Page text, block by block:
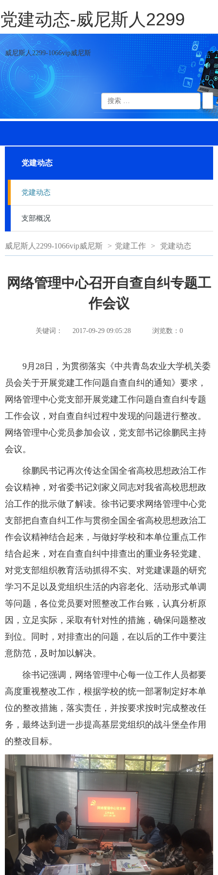
党建动态-威尼斯人2299
威尼斯人2299-1066vip威尼斯
党建动态
党建动态
支部概况
威尼斯人2299-1066vip威尼斯 > 党建工作 > 党建动态
网络管理中心召开自查自纠专题工
作会议
关键词： 2017-09-29 09:05:28 浏览数： 0
9月28日，为贯彻落实《中共青岛农业大学机关委
员会关于开展党建工作问题自查自纠的通知》要求，
网络管理中心党支部开展党建工作问题自查自纠专题
工作会议，对自查自纠过程中发现的问题进行整改。
网络管理中心党员参加会议，党支部书记徐鹏民主持
会议。
徐鹏民书记再次传达全国全省高校思想政治工作
会议精神，对省委书记刘家义同志对我省高校思想政
治工作的批示做了解读。徐书记要求网络管理中心党
支部把自查自纠工作与贯彻全国全省高校思想政治工
作会议精神结合起来，与做好学校和本单位重点工作
结合起来，对在自查自纠中排查出的重业务轻党建、
对党支部组织教育活动抓得不实、对党建课题的研究
学习不足以及党组织生活的内容老化、活动形式单调
等问题，各位党员要对照整改工作台账，认真分析原
因，立足实际，采取有针对性的措施，确保问题整改
到位。同时，对排查出的问题，在以后的工作中要注
意防范，及时加以解决。
徐书记强调，网络管理中心每一位工作人员都要
高度重视整改工作，根据学校的统一部署制定好本单
位的整改措施，落实责任，并按要求按时完成整改任
务，最终达到进一步提高基层党组织的战斗堡垒作用
的整改目标。